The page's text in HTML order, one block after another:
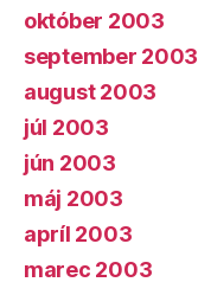
október 2003
september 2003
august 2003
júl 2003
jún 2003
máj 2003
apríl 2003
marec 2003